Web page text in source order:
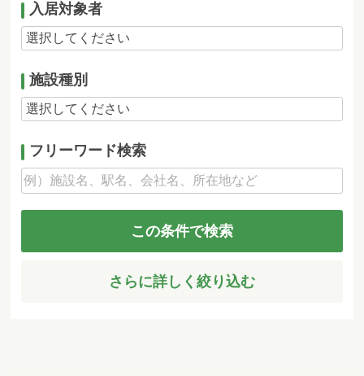
入居対象者
施設種別
フリーワード検索
この条件で検索
さらに詳しく絞り込む